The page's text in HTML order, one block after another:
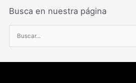
Busca en nuestra página
u
s